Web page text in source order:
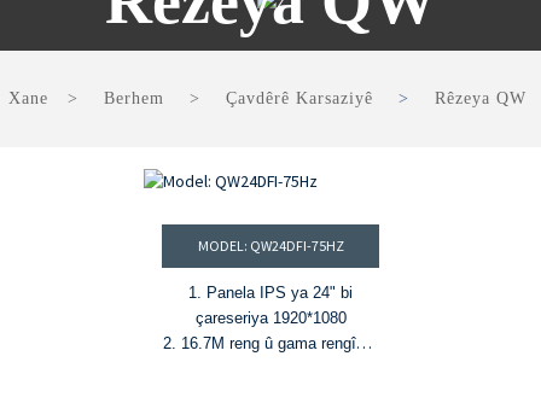
Xane Berhem Çavdêrê Karsaziyê Rêzeya QW
MODEL: QW24DFI-75HZ
1. Panela IPS ya 24" bi
çareseriya 1920*1080
2. 16.7M reng û gama rengîn a